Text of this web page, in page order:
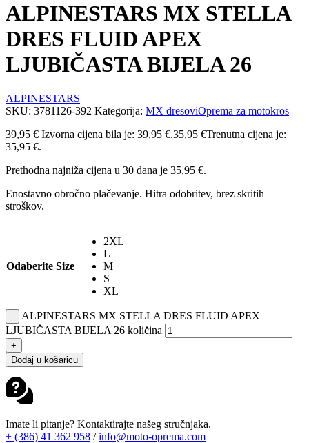
ALPINESTARS MX STELLA
DRES FLUID APEX
LJUBIČASTA BIJELA 26
ALPINESTARS
SKU: 3781126-392 Kategorija: MX dresoviOprema za motokros
39,95€ Izvorna cijena bila je: 39,95 €.35,95 €Trenutna cijena je:
35,95 €.
Prethodna najniža cijena u 30 dana je 35,95 €.
Enostavno obročno plačevanje. Hitra odobritev, brez skritih
stroškov.
Odaberite Size
2XL
L
M
S
XL
-
ALPINESTARS MX STELLA DRES FLUID APEX
LJUBIČASTA BIJELA 26 količina
+
Dodaj u košaricu
Imate li pitanje? Kontaktirajte našeg stručnjaka.
+ (386) 41 362 958 /info@moto-oprema.com